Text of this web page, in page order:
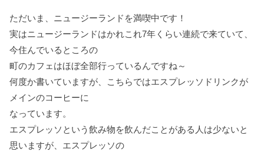
ただいま、ニュージーランドを満喫中です！
実はニュージーランドはかれこれ7年くらい連続で来ていて、
今住んでいるところの
町のカフェはほぼ全部行っているんですね～
何度か書いていますが、こちらではエスプレッソドリンクが
メインのコーヒーに
なっています。
エスプレッソという飲み物を飲んだことがある人は少ないと
思いますが、エスプレッソの